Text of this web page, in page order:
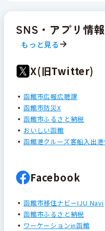
SNS・アプリ情報
もっと見る
X(旧Twitter)
函館市広報広聴課
函館市防災X
函館市ふるさと納税
おいしい函館
函館港クルーズ客船入出
Facebook
函館市移住ナビーIJU Navi
函館市ふるさと納税
ワーケーションin函館